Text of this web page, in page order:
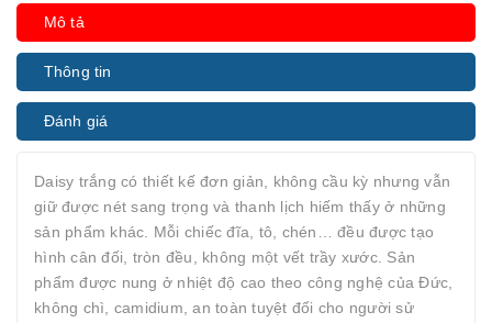
Mô tả
Thông tin
Đánh giá
Daisy trắng có thiết kế đơn giản, không cầu kỳ nhưng vẫn
giữ được nét sang trọng và thanh lịch hiếm thấy ở những
sản phẩm khác. Mỗi chiếc đĩa, tô, chén… đều được tạo
hình cân đối, tròn đều, không một vết trầy xước. Sản
phẩm được nung ở nhiệt độ cao theo công nghệ của Đức,
không chì, camidium, an toàn tuyệt đối cho người sử